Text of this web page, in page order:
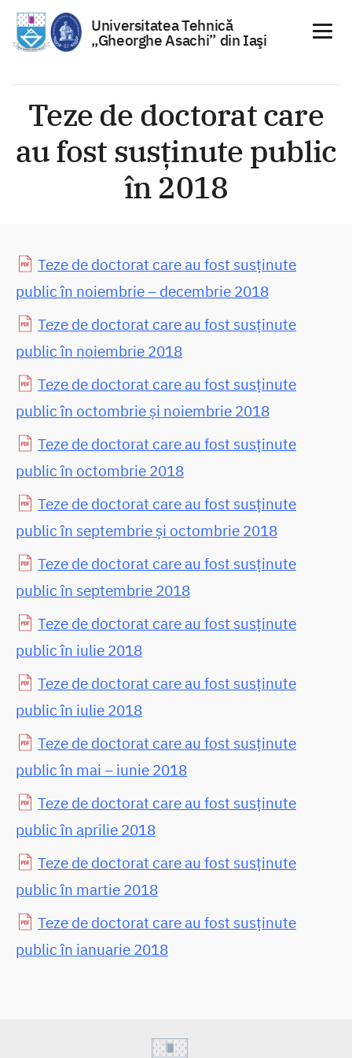
conținut
Universitatea Tehnică
„Gheorghe Asachi” din Iaşi
Teze de doctorat care
au fost susținute public
în 2018
Teze de doctorat care au fost susținute
public în noiembrie – decembrie 2018
Teze de doctorat care au fost susținute
public în noiembrie 2018
Teze de doctorat care au fost susținute
public în octombrie și noiembrie 2018
Teze de doctorat care au fost susținute
public în octombrie 2018
Teze de doctorat care au fost susținute
public în septembrie și octombrie 2018
Teze de doctorat care au fost susținute
public în septembrie 2018
Teze de doctorat care au fost susținute
public în iulie 2018
Teze de doctorat care au fost susținute
public în iulie 2018
Teze de doctorat care au fost susținute
public în mai – iunie 2018
Teze de doctorat care au fost susținute
public în aprilie 2018
Teze de doctorat care au fost susținute
public în martie 2018
Teze de doctorat care au fost susținute
public în ianuarie 2018